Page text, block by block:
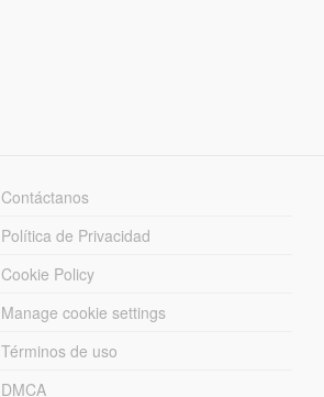
Contáctanos
Política de Privacidad
Cookie Policy
Manage cookie settings
Términos de uso
DMCA